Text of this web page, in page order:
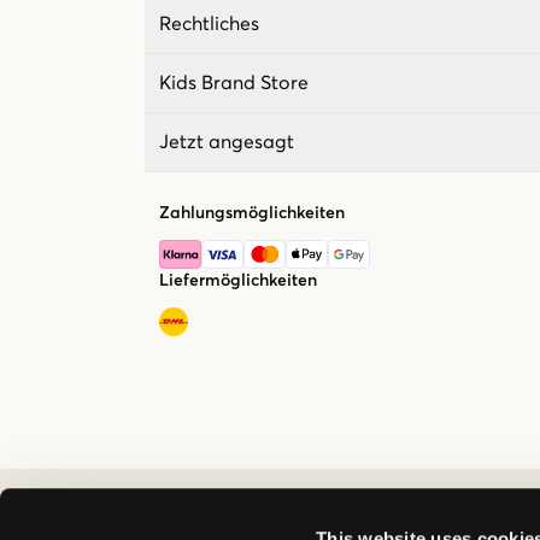
Rechtliches
Kids Brand Store
Jetzt angesagt
Zahlungsmöglichkeiten
Liefermöglichkeiten